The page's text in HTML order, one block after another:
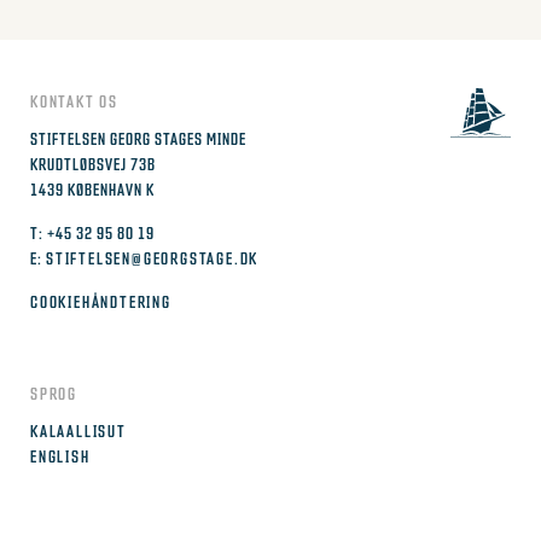
KONTAKT OS
STIFTELSEN GEORG STAGES MINDE
KRUDTLØBSVEJ 73B
1439 KØBENHAVN K
T: +45 32 95 80 19
E: STIFTELSEN@GEORGSTAGE.DK
COOKIEHÅNDTERING
SPROG
KALAALLISUT
ENGLISH